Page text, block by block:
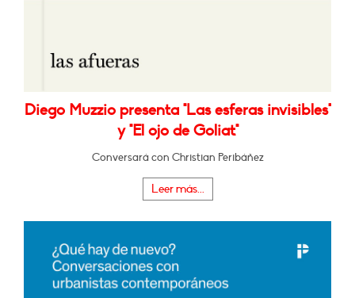
Diego Muzzio presenta "Las esferas invisibles"
y "El ojo de Goliat"
Conversará con Christian Peribáñez
Leer más...